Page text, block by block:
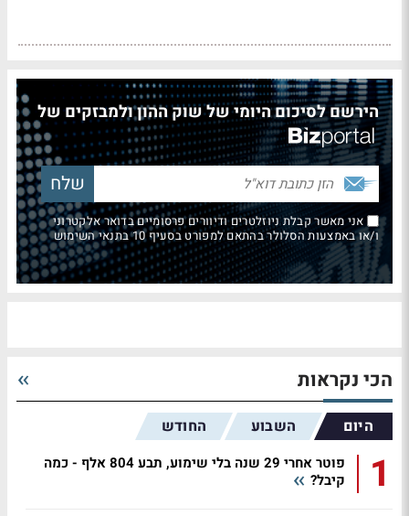
הירשם לסיכום היומי של שוק ההון ולמבזקים של
אני מאשר קבלת ניוזלטרים ודיוורים פרסומיים בדואר אלקטרוני
ו/או באמצעות הסלולר בהתאם למפורט בסעיף 10 בתנאי השימוש
הכי נקראות
היום השבוע החודש
1
פוטר אחרי 29 שנה בלי שימוע, תבע 804 אלף - כמה
קיבל?